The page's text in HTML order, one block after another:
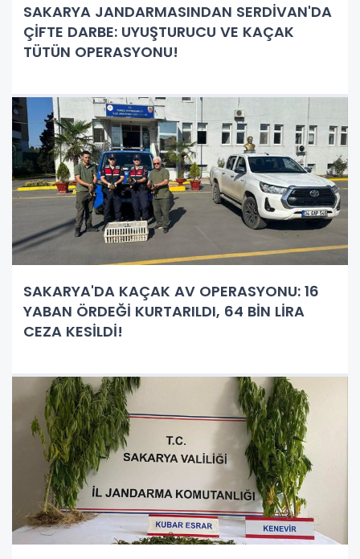
SAKARYA JANDARMASINDAN SERDİVAN'DA
ÇİFTE DARBE: UYUŞTURUCU VE KAÇAK
TÜTÜN OPERASYONU!
SAKARYA'DA KAÇAK AV OPERASYONU: 16
YABAN ÖRDEĞİ KURTARILDI, 64 BİN LİRA
CEZA KESİLDİ!